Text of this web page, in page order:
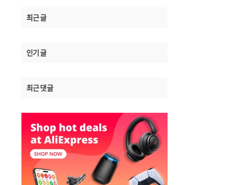
최근 글
인기 글
최근 댓글